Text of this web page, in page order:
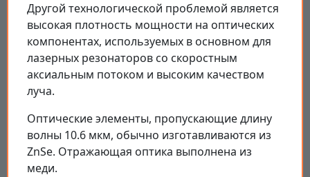
Другой технологической проблемой является
высокая плотность мощности на оптических
компонентах, используемых в основном для
лазерных резонаторов со скоростным
аксиальным потоком и высоким качеством
луча.
Оптические элементы, пропускающие длину
волны 10.6 мкм, обычно изготавливаются из
ZnSe. Отражающая оптика выполнена из
меди.